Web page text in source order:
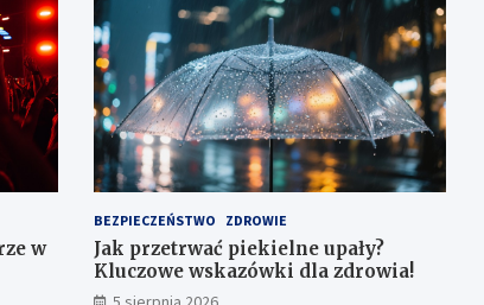
w
BEZPIECZEŃSTWO ZDROWIE
Jak przetrwać piekielne upały?
Kluczowe wskazówki dla zdrowia!